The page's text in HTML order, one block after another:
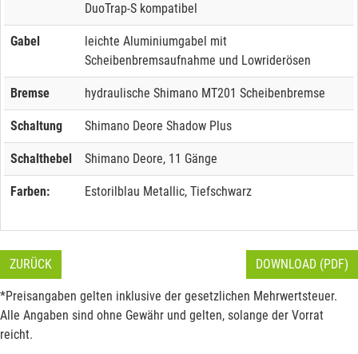
DuoTrap-S kompatibel
Gabel
leichte Aluminiumgabel mit
Scheibenbremsaufnahme und Lowriderösen
Bremse hydraulische Shimano MT201 Scheibenbremse
Schaltung Shimano Deore Shadow Plus
Schalthebel Shimano Deore, 11 Gänge
Farben: Estorilblau Metallic, Tiefschwarz
ZURÜCK DOWNLOAD (PDF)
*Preisangaben gelten inklusive der gesetzlichen Mehrwertsteuer.
Alle Angaben sind ohne Gewähr und gelten, solange der Vorrat
reicht.